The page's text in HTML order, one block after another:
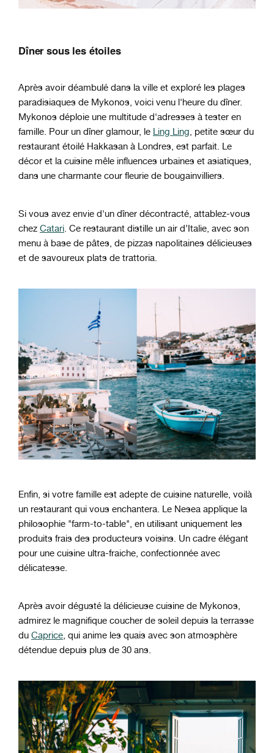
Dîner sous les étoiles
Après avoir déambulé dans la ville et exploré les plages
paradisiaques de Mykonos, voici venu l'heure du dîner.
Mykonos déploie une multitude d'adresses à tester en
famille. Pour un dîner glamour, le Ling Ling, petite sœur du
restaurant étoilé Hakkasan à Londres, est parfait. Le
décor et la cuisine mêle influences urbaines et asiatiques,
dans une charmante cour fleurie de bougainvilliers.
Si vous avez envie d'un dîner décontracté, attablez-vous
chez Catari. Ce restaurant distille un air d’Italie, avec son
menu à base de pâtes, de pizzas napolitaines délicieuses
et de savoureux plats de trattoria.
Enfin, si votre famille est adepte de cuisine naturelle, voilà
un restaurant qui vous enchantera. Le Nesea applique la
philosophie "farm-to-table", en utilisant uniquement les
produits frais des producteurs voisins. Un cadre élégant
pour une cuisine ultra-fraiche, confectionnée avec
délicatesse.
Après avoir dégusté la délicieuse cuisine de Mykonos,
admirez le magnifique coucher de soleil depuis la terrasse
du Caprice, qui anime les quais avec son atmosphère
détendue depuis plus de 30 ans.